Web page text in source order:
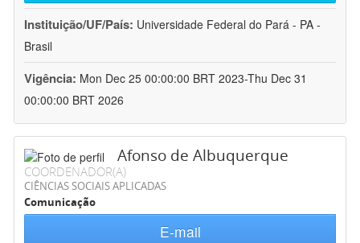
Instituição/UF/País: Universidade Federal do Pará - PA -
Brasil
Vigência: Mon Dec 25 00:00:00 BRT 2023-Thu Dec 31
00:00:00 BRT 2026
Afonso de Albuquerque
COORDENADOR(A)
CIÊNCIAS SOCIAIS APLICADAS
Comunicação
E-mail